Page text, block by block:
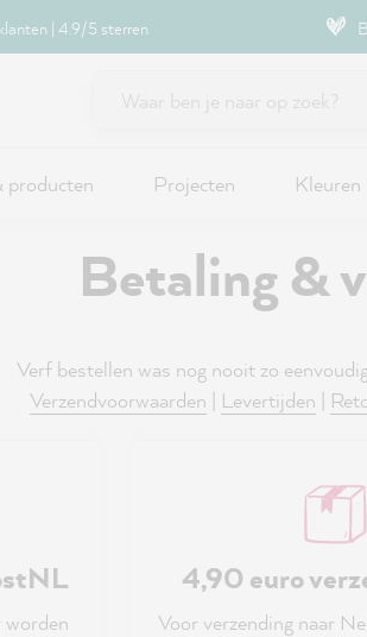
| 4.9/5 sterren
producten Projecten Kleuren
Betaling &
Verf bestellen was nog nooit zo
Verzendvoorwaarden | Levertijden |
4,90 euro
Voor verzending naar